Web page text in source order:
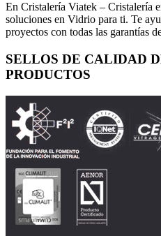
En Cristalería Viatek – Cristalería
soluciones en Vidrio para ti. Te
proyectos con todas las garantías
SELLOS DE CALIDAD
PRODUCTOS